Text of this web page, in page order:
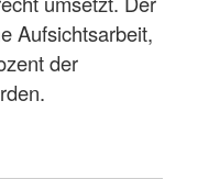
Aufsichtsarbeit,
der